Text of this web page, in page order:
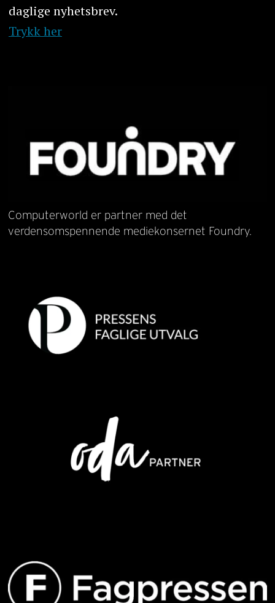
daglige nyhetsbrev.
Trykk her
Computerworld er partner med det
verdensomspennende mediekonsernet Foundry.